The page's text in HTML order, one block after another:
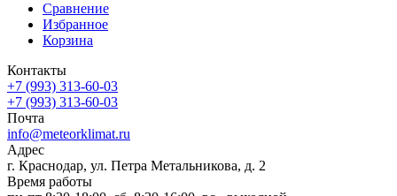
Сравнение
Избранное
Корзина
Контакты
+7 (993) 313-60-03
+7 (993) 313-60-03
Почта
info@meteorklimat.ru
Адрес
г. Краснодар, ул. Петра Метальникова, д. 2
Время работы